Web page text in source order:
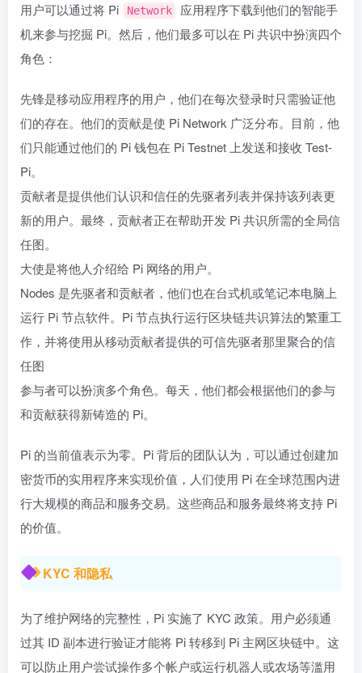
用户可以通过将 Pi Network
应用程序下载到他们的智能手
机来参与挖掘 Pi。然后，他们最多可以在 Pi 共识中扮演四个
角色：
先锋是移动应用程序的用户，他们在每次登录时只需验证他
们的存在。他们的贡献是使 Pi Network 广泛分布。目前，他
们只能通过他们的 Pi 钱包在 Pi Testnet 上发送和接收 Test-
Pi。
贡献者是提供他们认识和信任的先驱者列表并保持该列表更
新的用户。最终，贡献者正在帮助开发 Pi 共识所需的全局信
任图。
大使是将他人介绍给 Pi 网络的用户。
Nodes 是先驱者和贡献者，他们也在台式机或笔记本电脑上
运行 Pi 节点软件。Pi 节点执行运行区块链共识算法的繁重工
作，并将使用从移动贡献者提供的可信先驱者那里聚合的信
任图
参与者可以扮演多个角色。每天，他们都会根据他们的参与
和贡献获得新铸造的 Pi。
Pi 的当前值表示为零。Pi 背后的团队认为，可以通过创建加
密货币的实用程序来实现价值，人们使用 Pi 在全球范围内进
行大规模的商品和服务交易。这些商品和服务最终将支持 Pi
的价值。
KYC 和隐私
为了维护网络的完整性，Pi 实施了 KYC 政策。用户必须通
过其 ID 副本进行验证才能将 Pi 转移到 Pi 主网区块链中。这
可以防止用户尝试操作多个帐户或运行机器人或农场等滥用